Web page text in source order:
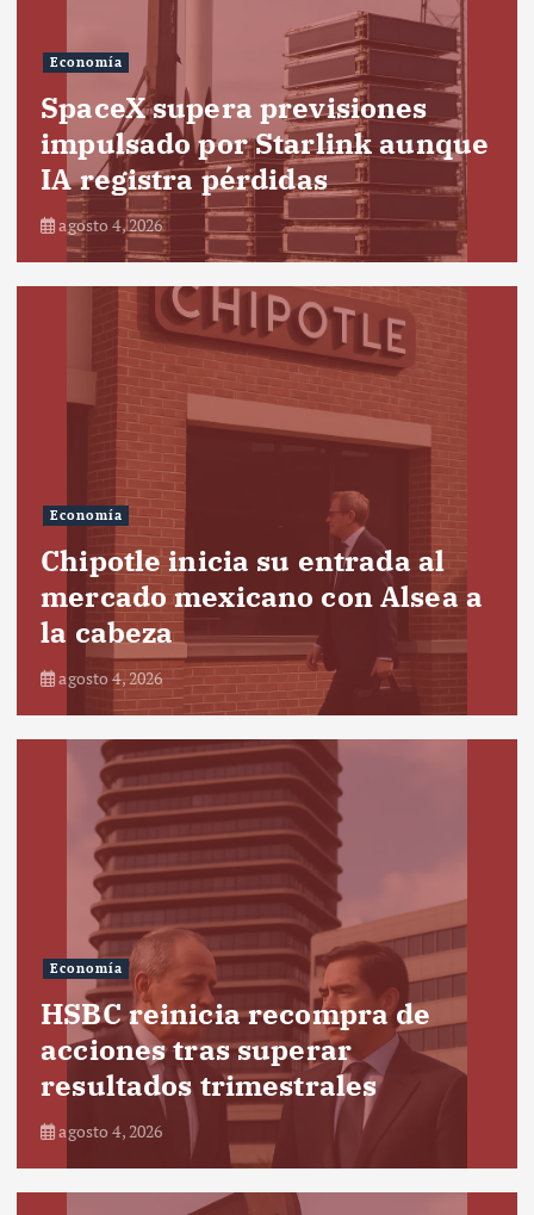
Economía
SpaceX supera previsiones
impulsado por Starlink aunque
IA registra pérdidas
agosto 4, 2026
Economía
Chipotle inicia su entrada al
mercado mexicano con Alsea a
la cabeza
agosto 4, 2026
Economía
HSBC reinicia recompra de
acciones tras superar
resultados trimestrales
agosto 4, 2026